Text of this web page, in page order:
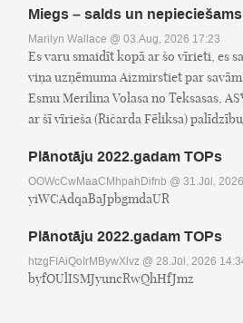
Miegs – salds un nepieciešams
Marilyn Wallace @ 03.Aug, 2026 17:23
Es varu smaidīt kopā ar šo vīrieti, es
viņa uzņēmuma Aizmirstiet par
Esmu Merilina Volasa no Teksasas,
ar šī vīrieša (Ričarda Fēliksa)
Plānotāju 2022.gadam TOPs
OOWcCwMaaCMhpahDifnb @ 31.Jūl,
yiWCAdqaBaJpbgmdaUR
Plānotāju 2022.gadam TOPs
htzgFIAiQoIrMBywXlvz @ 28.Jūl, 2026
byfOUlISMJyuncRwQhHfJmz